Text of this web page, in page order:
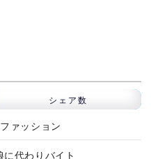
シェア数
ァッション
に代わりバイト